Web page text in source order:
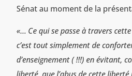
Sénat au moment de la
«… Ce qui se passe à travers
c’est tout simplement de
d’enseignement ( !!!) en évitant,
liberté, que l’abus de cette